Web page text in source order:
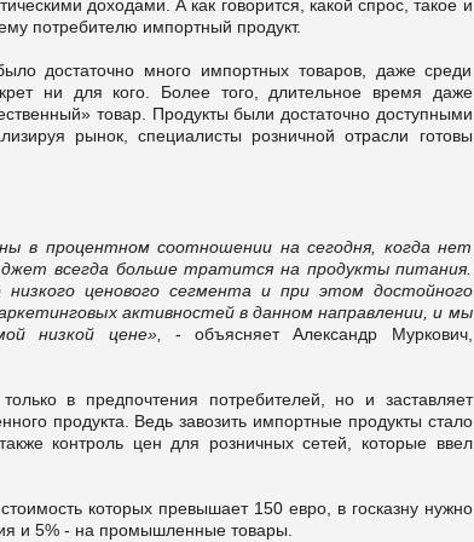
доходами. А как говорится, какой спрос, такое и
потребителю импортный продукт.
достаточно много импортных товаров, даже среди
ни для кого. Более того, длительное время даже
товар. Продукты были достаточно доступными
рынок, специалисты розничной отрасли готовы
в процентном соотношении на сегодня, когда нет
всегда больше тратится на продукты питания.
ценового сегмента и при этом достойного
активностей в данном направлении, и мы
низкой цене»,
- объясняет Александр Муркович,
в предпочтения потребителей, но и заставляет
продукта. Ведь завозить импортные продукты стало
контроль цен для розничных сетей, которые ввел
которых превышает 150 евро, в госказну нужно
и 5% - на промышленные товары.